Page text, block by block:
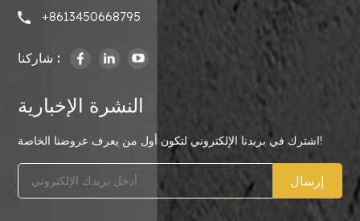
+8613450668795
شاركنا :
النشرة الإخبارية
اشترك في بريدنا الإلكتروني لتكون أول من يعرف عروضنا الخاصة!
إرسال